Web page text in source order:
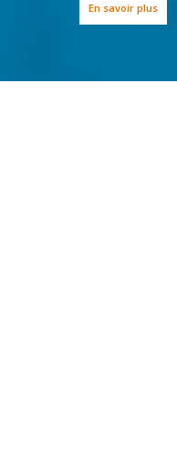
En savoir plus